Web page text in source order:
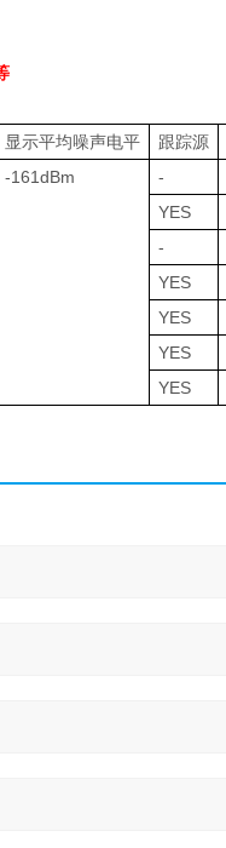
显示平均噪声电平 跟踪源
-161dBm
-
YES
-
YES
YES
YES
YES